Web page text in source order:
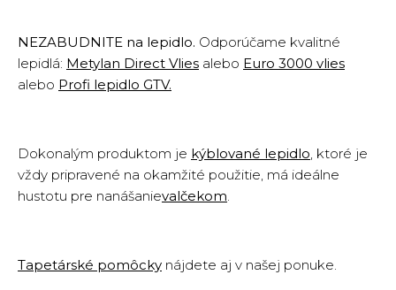
NEZABUDNITE na lepidlo. Odporúčame kvalitné
lepidlá: Metylan Direct Vlies alebo Euro 3000 vlies
alebo Profi lepidlo GTV.
Dokonalým produktom je kýblované lepidlo, ktoré je
vždy pripravené na okamžité použitie, má ideálne
hustotu pre nanášanievalčekom.
Tapetárské pomôcky nájdete aj v našej ponuke.